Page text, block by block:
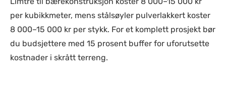
per kubikkmeter, mens stålsøyler pulverlakkert koster
8 000–15 000 kr per stykk. For et komplett prosjekt bør
du budsjettere med 15 prosent buffer for uforutsette
kostnader i skrått terreng.